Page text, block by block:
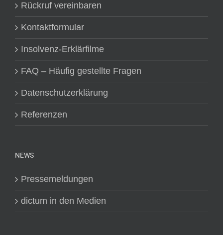
Rückruf vereinbaren
Kontaktformular
Insolvenz-Erklärfilme
FAQ – Häufig gestellte Fragen
Datenschutzerklärung
Referenzen
NEWS
Pressemeldungen
dictum in den Medien